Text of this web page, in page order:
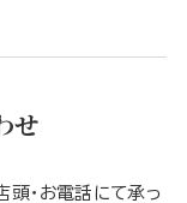
せ
・お電話にて承っ